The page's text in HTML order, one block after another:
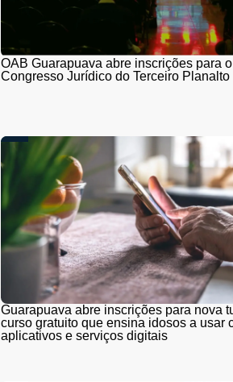
OAB Guarapuava abre inscrições para o
Congresso Jurídico do Terceiro Planalto
Guarapuava abre inscrições para nova
curso gratuito que ensina idosos a usar
aplicativos e serviços digitais